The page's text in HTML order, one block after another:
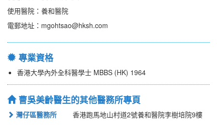
使用醫院：養和醫院
電郵地址：mgohtsao@hksh.com
專業資格
香港大學內外全科醫學士 MBBS (HK) 1964
曹吳美齡醫生的其他醫務所專頁
灣仔區醫務所 香港跑馬地山村道2號養和醫院李樹培院9樓